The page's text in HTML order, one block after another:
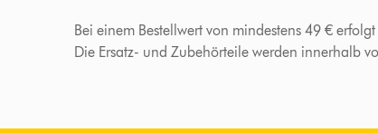
Bei einem Bestellwert von mindestens 49 €
Die Ersatz- und Zubehörteile werden innerhalb